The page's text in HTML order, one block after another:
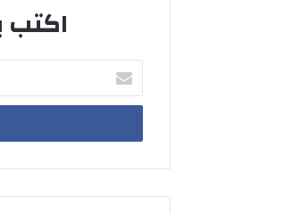
اكتب
أدخل
بريدك
الإلكتروني